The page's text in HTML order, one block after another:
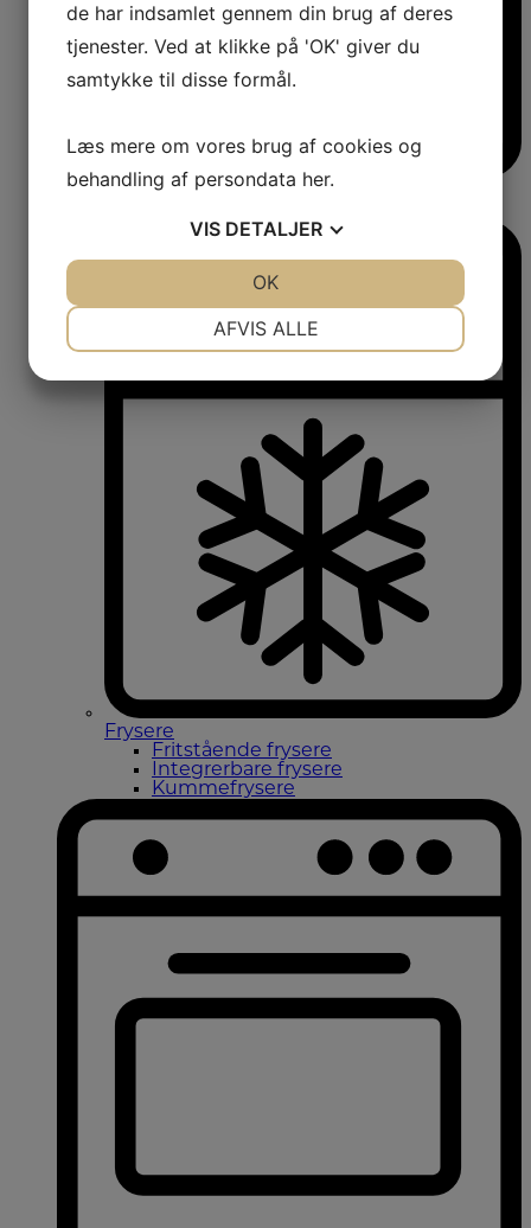
Vinkøleskabe
Frysere
Fritstående frysere
Integrerbare frysere
Kummefrysere
de har indsamlet gennem din brug af deres
tjenester. Ved at klikke på 'OK' giver du
samtykke til disse formål.
Læs mere om vores brug af cookies og
behandling af persondata her.
VIS DETALJER
MARKETING STATISTIK
AFVIS ALLE
OK